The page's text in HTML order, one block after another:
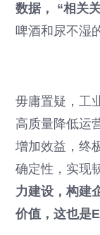
数据， “相关
啤酒和尿不湿
毋庸置疑，工
高质量降低运
增加效益，终
确定性，实现
力建设，构建
价值，这也是